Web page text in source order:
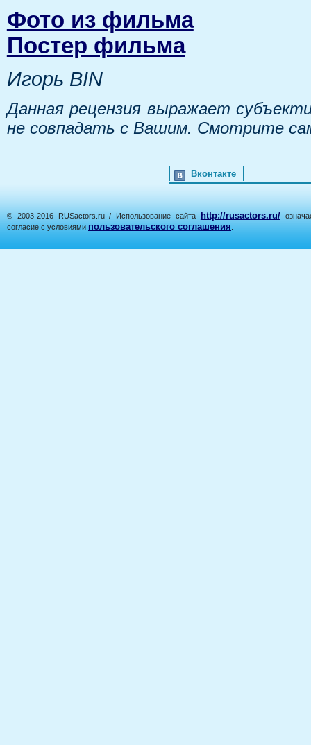
Фото из фильма
Постер фильма
Игорь BIN
Данная рецензия выражает
не совпадать с Вашим. Смотрите
Вконтакте
© 2003-2016 RUSactors.ru / Использование сайта http://rusactors.ru/
согласие с условиями пользовательского соглашения